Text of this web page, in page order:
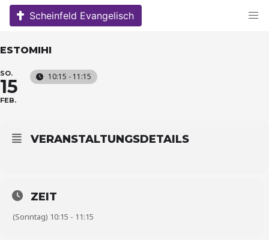
Skip
Scheinfeld Evangelisch
ESTOMIHI
SO.
15
FEB.
10:15 - 11:15
VERANSTALTUNGSDETAILS
ZEIT
(Sonntag) 10:15 - 11:15